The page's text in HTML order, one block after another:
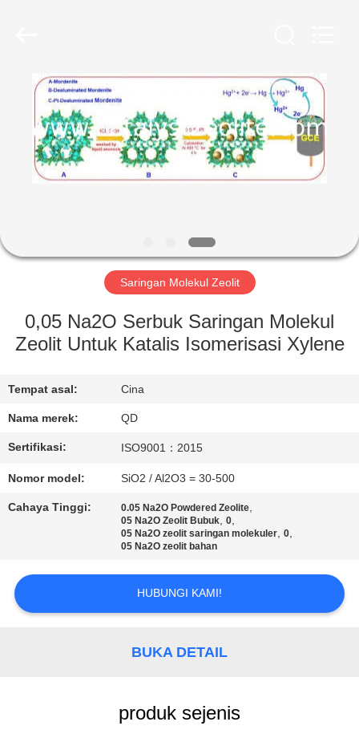
RUMAH
PRODUK
TENTANG
TUR
KONTROL
HUBUNGI
KAMI
SITEMAP
Saringan Molekul Zeolit
0,05 Na2O Serbuk Saringan Molekul
Zeolit ​​Untuk Katalis Isomerisasi Xylene
Tempat asal: Cina
Nama merek: QD
Sertifikasi: ISO9001：2015
Nomor model: SiO2 / Al2O3 = 30-500
Cahaya Tinggi: 0.05 Na2O Powdered Zeolite,
05 Na2O Zeolit ​​Bubuk,0,
05 Na2O zeolit ​​saringan molekuler,0,
05 Na2O zeolit ​​bahan
HUBUNGI KAMI!
BUKA DETAIL
produk sejenis